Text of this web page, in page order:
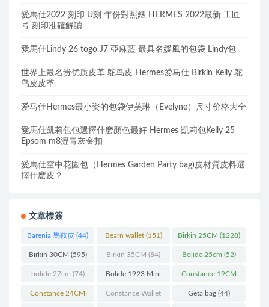
愛馬仕2022 刻印 U刻 年份對照錶 HERMES 2022最新 工匠
号 刻印准確解讀
愛馬仕Lindy 26 togo J7 亞麻藍 最具名媛風的包袋 Lindy包
世界上最名贵优质皮革 鸵鸟皮 Hermes爱马仕 Birkin Kelly 鸵
鸟皮皮革
爱马仕Hermes最小资的包袋伊芙琳（Evelyne）尺寸价格大全
愛馬仕凱莉包包選擇什麽顏色最好 Hermes 凱莉包Kelly 25
Epsom m8瀝青灰金扣
愛馬仕空中花園包（Hermes Garden Party bag)皮材質皮料選
擇什麽皮？
文章標簽
Barenia 馬鞍皮 (44) Bearn wallet(151) Birkin 25CM (1228)
Birkin 30CM (595) Birkin 35CM (84) Bolide 25cm (52)
bolide 27cm (74) Bolide 1923 Mini
(93)
Constance 19CM
(571)
Constance 24CM Constance Wallet Geta bag (44)